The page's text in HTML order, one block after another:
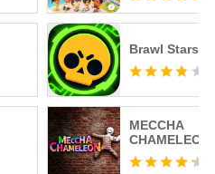
Brawl Stars
MECCHA
CHAMELEON